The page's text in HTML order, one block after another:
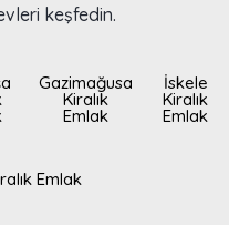
keşfedin.
Gazimağusa
Kiralık
Emlak
İskele
Kiralık
Emlak
Emlak